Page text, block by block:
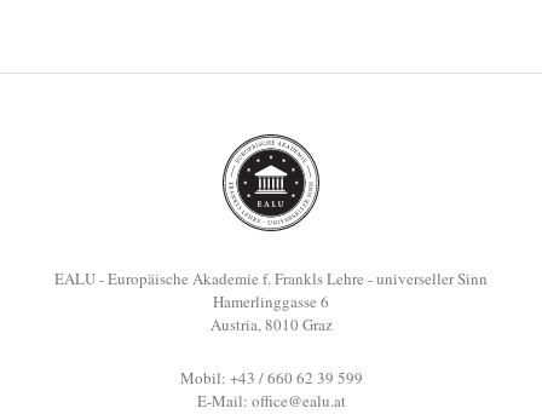
EALU - Europäische Akademie f. Frankls Lehre - universeller Sinn
Hamerlinggasse 6
Austria, 8010 Graz
Mobil: +43 / 660 62 39 599
E-Mail: office@ealu.at